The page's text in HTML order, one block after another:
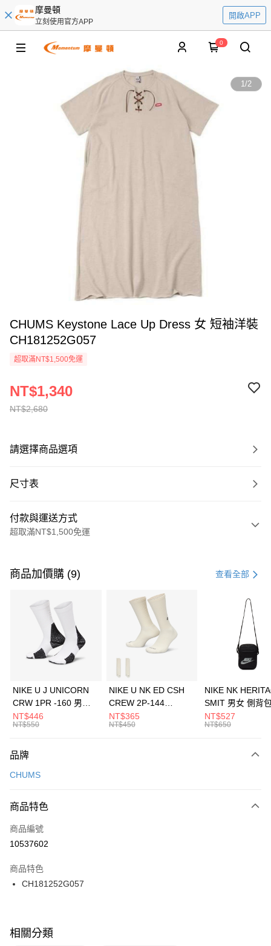
摩曼頓
立刻使用官方APP
開啟APP
0
1/2
CHUMS Keystone Lace Up Dress 女 短袖洋裝
CH181252G057
超取滿NT$1,500免運
NT$2,680
NT$1,340
請選擇商品選項
尺寸表
付款與運送方式
超取滿NT$1,500免運
信用卡一次付款
3 期 0 利率 每期 21家銀行
合作金庫商業銀行
第一商業銀行
華南商業銀行
彰化商業銀行
上海商業儲蓄銀行
元大商業銀行
台灣樂天信用卡公司
Apple Pay
全盈+PAY
AFTEE先享後付
【關於「AFTEE先享後付」】
便利好安心！
３．安心：先確認商品／服務後，再付款。
【「AFTEE先享後付」結帳流程】
１．於結帳方式選擇「AFTEE先享後付」後，將跳轉至「AFTEE先享後付」
２．訂單成立數日內，您將收到繳費通知簡訊。
３．收到繳費通知簡訊後14天內，點擊此簡訊中的連結，可透過四大超商／
ATM／網路銀行／等多元方式進行付款，方視為交易完成。
※ 交易是否成功請以「AFTEE先享後付 」之結帳頁面顯示為準，若有關於
是否繳費成功／繳費後需取消欲退款等相關疑問，請聯繫「AFTEE先享後付
運送方式
每筆NT$100，滿NT$1,500(含以上)免運費
宅配
每筆NT$100，滿NT$1,500(含以上)免運費
付款後門市自取
每筆NT$100，滿NT$1,500(含以上)免運費
商品加價購 (9) 查看全部
NIKE U J UNICORN
CRW 1PR -160 男女
中統襪 FZ3393100
NT$446
NT$550
NIKE U NK ED CSH
CREW 2P-144
EMBRDY 男女 短統襪
FZ3073133
NT$365
NT$450
NIKE NK
SMIT 男女 側背
BA5871010
NT$527
NT$650
品牌
CHUMS
商品特色
商品編號
10537602
商品特色
CH181252G057
相關分類